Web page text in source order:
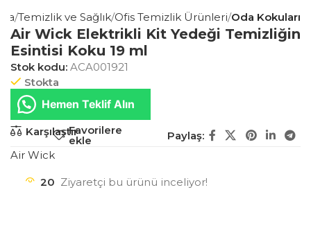
Temizlik ve Sağlık Ofis Temizlik Ürünleri Oda Kokuları
Air Wick Elektrikli Kit Yedeği Temizliğin
Esintisi Koku 19 ml
Stok kodu: ACA001921
Stokta
Hemen Teklif Alın
KarşılaştırFavorilere
ekle
Paylaş:
Air Wick
20 Ziyaretçi bu ürünü inceliyor!